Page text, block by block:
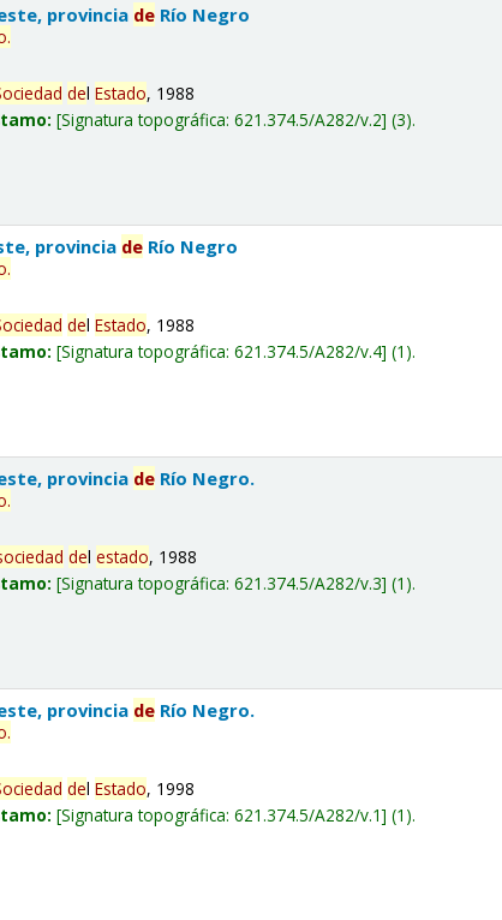
provincia de Río Negro
.
delEstado, 1988
Signatura topográfica:621.374.5/A282/v.2 (3).
provincia de Río Negro
.
delEstado, 1988
Signatura topográfica:621.374.5/A282/v.4 (1).
provincia de Río Negro.
.
delestado, 1988
Signatura topográfica:621.374.5/A282/v.3 (1).
provincia de Río Negro.
.
delEstado, 1998
Signatura topográfica:621.374.5/A282/v.1 (1).